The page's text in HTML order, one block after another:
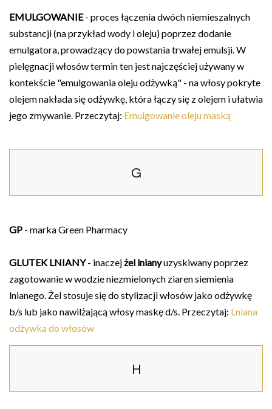
EMULGOWANIE- proces łączenia dwóch niemieszalnych
substancji (na przykład wody i oleju) poprzez dodanie
emulgatora, prowadzący do powstania trwałej emulsji. W
pielęgnacji włosów termin ten jest najczęściej używany w
kontekście "emulgowania oleju odżywką" - na włosy pokryte
olejem nakłada się odżywkę, która łączy się z olejem i ułatwia
jego zmywanie. Przeczytaj: Emulgowanie oleju maską
G
GP - marka Green Pharmacy
GLUTEK LNIANY- inaczejżel lnianyuzyskiwany poprzez
zagotowanie w wodzie niezmielonych ziaren siemienia
lnianego. Żel stosuje się do stylizacji włosów jako odżywkę
b/s lub jako nawilżającą włosy maskę d/s. Przeczytaj: Lniana
odżywka do włosów
H